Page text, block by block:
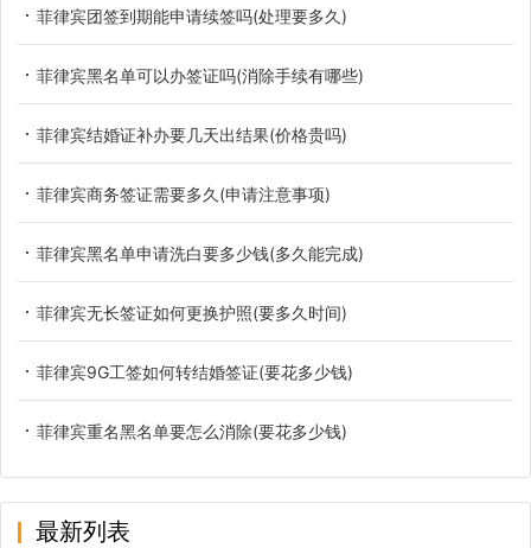
菲律宾团签到期能申请续签吗(处理要多久)
菲律宾黑名单可以办签证吗(消除手续有哪些)
菲律宾结婚证补办要几天出结果(价格贵吗)
菲律宾商务签证需要多久(申请注意事项)
菲律宾黑名单申请洗白要多少钱(多久能完成)
菲律宾无长签证如何更换护照(要多久时间)
菲律宾9G工签如何转结婚签证(要花多少钱)
菲律宾重名黑名单要怎么消除(要花多少钱)
最新列表